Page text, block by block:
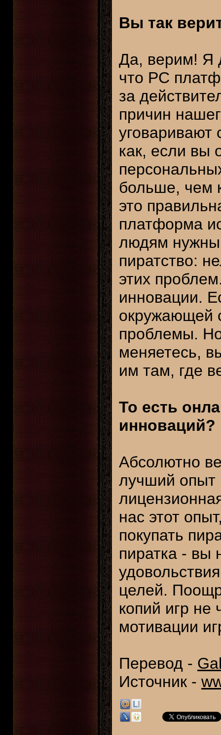
Вы так
Да, верим! Я
что PC
за
причин
уговаривают
как, если вы
больше, чем
это
платформа
людям
пиратство:
этих
инновации.
окружающей
проблемы.
меняетесь,
им там, где
То есть
инноваций?
Абсолютно
лучший опыт
нас этот
покупать
пиратка - вы
целей.
копий игр
мотивации
Перевод -
Источник -